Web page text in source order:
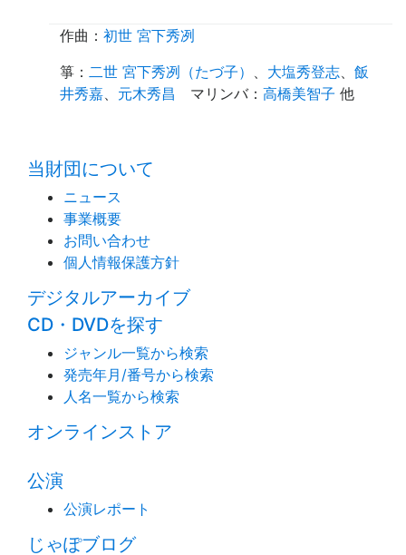
作曲： 初世 宮下秀冽
箏 ： 二世 宮下秀冽（たづ子） 大塩秀登志
飯
井秀嘉
元木秀昌 マリンバ： 高橋美智子 他
当財団について
ニュース
事業概要
お問い合わせ
個人情報保護方針
デジタルアーカイブ
CD・DVDを探す
ジャンル一覧から検索
発売年月/番号から検索
人名一覧から検索
オンラインストア
公演
公演レポート
じゃぽブログ